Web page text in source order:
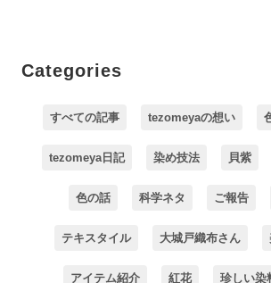
Categories
すべての記事 tezomeyaの想い
tezomeya日記 染め技法 貝紫
色の話 科学ネタ ご報告
テキスタイル 大城戸織布さん
アイテム紹介 紅花 珍しい染